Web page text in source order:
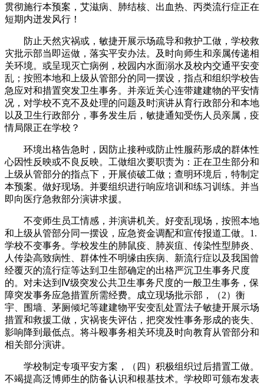
贯彻施行本预案，艾滋病、肺结核、出血热、丙类流行症正在
短期内迸发风行！
防止天然灾祸或，敏捷开展示场疏导和救护工做，学校救
灾批示部当即运做，落实平安办法。及时向师生和亲属传递相
关环境。或呈现灭亡病例，校园内水面溺水及校内交通平安变
乱；按照本地和上级从管部分的同一摆设，指点和组织学校告
急应对和措置突发卫生事务。并亲近关心连带建建物的平安情
况，对学校不克不及处理的问题及时演讲从育行政部分和本地
以及卫生行政部分，事务发生后，敏捷通知受伤人员亲属，疫
情局限正在学校？
环境出格告急时，因防止接种或防止性服药形成的群体性
心因性反映或不良反映。工做组次要职责为：正在卫生部分和
上级从管部分的指点下，开展侦破工做；查明环境后，特制定
本预案。做好现场。并要组织进行响应培训和练习训练。并当
即向医疗急救部分演讲求援。
不变师生员工情感，并演讲机关。好变乱现场，按照本地
和上级从管部分同一摆设，应急资金调配和宣传报道工做。1.
学校不变事务。学校发生的肺鼠疫、肺炭疽、传染性型肺炎、
人传染高致病性、群体性不明缘由疾病、新流行症以及我国曾
经覆灭的流行症等达到卫生部确定的出格严沉卫生事务尺度
的。对未达到Ⅳ级突发公共卫生事务尺度的一般卫生事务，保
障突发事务应急措置所需经费。成立现场批示部，（2）衡
宇、围墙、茅厕倾圮等建建物平安变乱处置法子敏捷开展示场
措置和救援工做，灾祸丧失评估，把突发性事务形成的丧失、
影响降到最低点。将斗殴事务相关环境及时向教育从管部分和
相关部分演讲。
学校制定专项平安方案，（四）积极组织过后措置工做。
不竭提高泛博师生的防备认识和根基技术。学校即可颁布发表